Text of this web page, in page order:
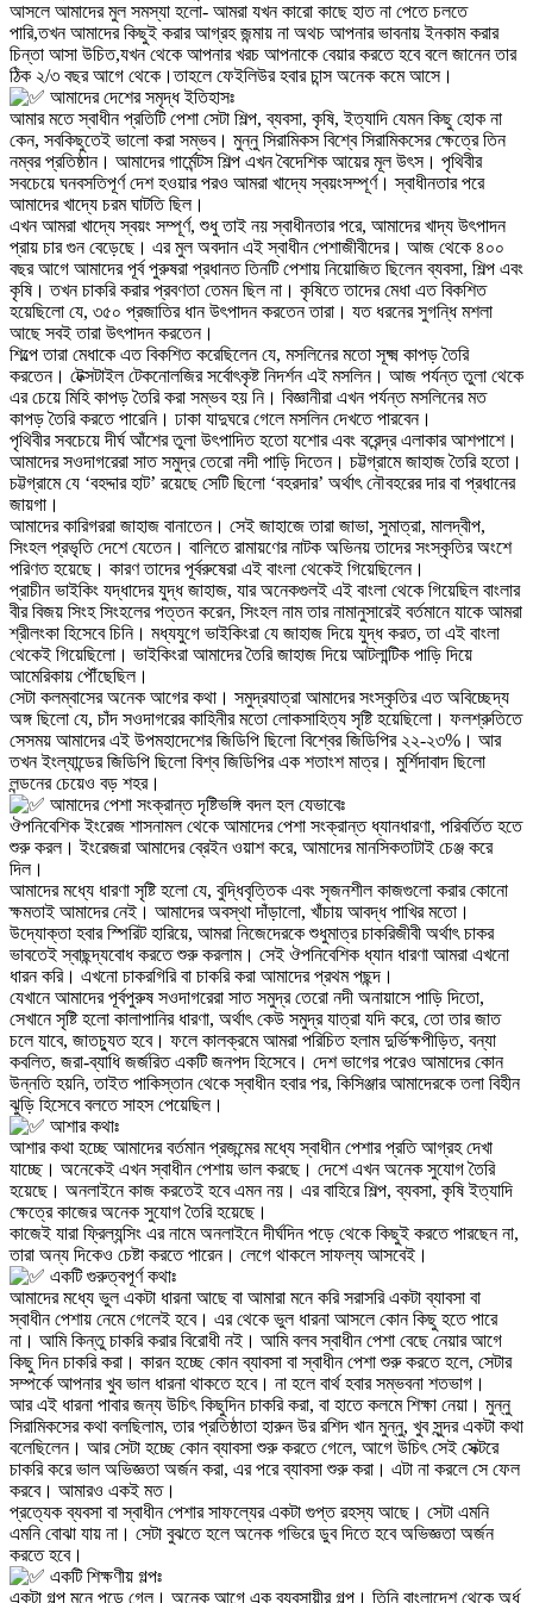
আসলে আমাদের মুল সমস্যা হলো- আমরা যখন কারো কাছে হাত না পেতে চলতে
পারি,তখন আমাদের কিছুই করার আগ্রহ জন্মায় না অথচ আপনার ভাবনায় ইনকাম করার
চিন্তা আসা উচিত,যখন থেকে আপনার খরচ আপনাকে বেয়ার করতে হবে বলে জানেন তার
ঠিক ২/৩ বছর আগে থেকে।তাহলে ফেইলিউর হবার চান্স অনেক কমে আসে।
আমাদের দেশের সমৃদ্ধ ইতিহাসঃ
আমার মতে স্বাধীন প্রতিটি পেশা সেটা শিল্প, ব্যবসা, কৃষি, ইত্যাদি যেমন কিছু হোক না
কেন, সবকিছুতেই ভালো করা সম্ভব। মুন্নু সিরামিকস বিশ্বে সিরামিকসের ক্ষেত্রে তিন
নম্বর প্রতিষ্ঠান। আমাদের গার্মেন্টস শিল্প এখন বৈদেশিক আয়ের মূল উৎস। পৃথিবীর
সবচেয়ে ঘনবসতিপূর্ণ দেশ হওয়ার পরও আমরা খাদ্যে স্বয়ংসম্পূর্ণ। স্বাধীনতার পরে
আমাদের খাদ্যে চরম ঘাটতি ছিল।
এখন আমরা খাদ্যে স্বয়ং সম্পূর্ণ, শুধু তাই নয় স্বাধীনতার পরে, আমাদের খাদ্য উৎপাদন
প্রায় চার গুন বেড়েছে। এর মুল অবদান এই স্বাধীন পেশাজীবীদের। আজ থেকে ৪০০
বছর আগে আমাদের পূর্ব পুরুষরা প্রধানত তিনটি পেশায় নিয়োজিত ছিলেন ব্যবসা, শিল্প এবং
কৃষি। তখন চাকরি করার প্রবণতা তেমন ছিল না। কৃষিতে তাদের মেধা এত বিকশিত
হয়েছিলো যে, ৩৫০ প্রজাতির ধান উৎপাদন করতেন তারা। যত ধরনের সুগন্ধি মশলা
আছে সবই তারা উৎপাদন করতেন।
শিল্পে তারা মেধাকে এত বিকশিত করেছিলেন যে, মসলিনের মতো সূক্ষ্ম কাপড় তৈরি
করতেন। টেক্সটাইল টেকনোলজির সর্বোৎকৃষ্ট নিদর্শন এই মসলিন। আজ পর্যন্ত তুলা থেকে
এর চেয়ে মিহি কাপড় তৈরি করা সম্ভব হয় নি। বিজ্ঞানীরা এখন পর্যন্ত মসলিনের মত
কাপড় তৈরি করতে পারেনি। ঢাকা যাদুঘরে গেলে মসলিন দেখতে পারবেন।
পৃথিবীর সবচেয়ে দীর্ঘ আঁশের তুলা উৎপাদিত হতো যশোর এবং বরেন্দ্র এলাকার আশপাশে।
আমাদের সওদাগরেরা সাত সমুদ্র তেরো নদী পাড়ি দিতেন। চট্টগ্রামে জাহাজ তৈরি হতো।
চট্টগ্রামে যে ‘বহদ্দার হাট’ রয়েছে সেটি ছিলো ‘বহরদার’ অর্থাৎ নৌবহরের দার বা প্রধানের
জায়গা।
আমাদের কারিগররা জাহাজ বানাতেন। সেই জাহাজে তারা জাভা, সুমাত্রা, মালদ্বীপ,
সিংহল প্রভৃতি দেশে যেতেন। বালিতে রামায়ণের নাটক অভিনয় তাদের সংস্কৃতির অংশে
পরিণত হয়েছে। কারণ তাদের পূর্বরুষেরা এই বাংলা থেকেই গিয়েছিলেন।
প্রাচীন ভাইকিং যদ্ধাদের যুদ্ধ জাহাজ, যার অনেকগুলই এই বাংলা থেকে গিয়েছিল বাংলার
বীর বিজয় সিংহ সিংহলের পত্তন করেন, সিংহল নাম তার নামানুসারেই বর্তমানে যাকে আমরা
শ্রীলংকা হিসেবে চিনি। মধ্যযুগে ভাইকিংরা যে জাহাজ দিয়ে যুদ্ধ করত, তা এই বাংলা
থেকেই গিয়েছিলো। ভাইকিংরা আমাদের তৈরি জাহাজ দিয়ে আটলান্টিক পাড়ি দিয়ে
আমেরিকায় পৌঁছেছিল।
সেটা কলম্বাসের অনেক আগের কথা। সমুদ্রযাত্রা আমাদের সংস্কৃতির এত অবিচ্ছেদ্য
অঙ্গ ছিলো যে, চাঁদ সওদাগরের কাহিনীর মতো লোকসাহিত্য সৃষ্টি হয়েছিলো। ফলশ্রুতিতে
সেসময় আমাদের এই উপমহাদেশের জিডিপি ছিলো বিশ্বের জিডিপির ২২-২৩%। আর
তখন ইংল্যান্ডের জিডিপি ছিলো বিশ্ব জিডিপির এক শতাংশ মাত্র। মুর্শিদাবাদ ছিলো
লন্ডনের চেয়েও বড় শহর।
আমাদের পেশা সংক্রান্ত দৃষ্টিভঙ্গি বদল হল যেভাবেঃ
ঔপনিবেশিক ইংরেজ শাসনামল থেকে আমাদের পেশা সংক্রান্ত ধ্যানধারণা, পরিবর্তিত হতে
শুরু করল। ইংরেজরা আমাদের ব্রেইন ওয়াশ করে, আমাদের মানসিকতাটাই চেঞ্জ করে
দিল।
আমাদের মধ্যে ধারণা সৃষ্টি হলো যে, বুদ্ধিবৃত্তিক এবং সৃজনশীল কাজগুলো করার কোনো
ক্ষমতাই আমাদের নেই। আমাদের অবস্থা দাঁড়ালো, খাঁচায় আবদ্ধ পাখির মতো।
উদ্যোক্তা হবার স্পিরিট হারিয়ে, আমরা নিজেদেরকে শুধুমাত্র চাকরিজীবী অর্থাৎ চাকর
ভাবতেই স্বাছন্দ্যবোধ করতে শুরু করলাম। সেই ঔপনিবেশিক ধ্যান ধারণা আমরা এখনো
ধারন করি। এখনো চাকরগিরি বা চাকরি করা আমাদের প্রথম পছন্দ।
যেখানে আমাদের পূর্বপুরুষ সওদাগরেরা সাত সমুদ্র তেরো নদী অনায়াসে পাড়ি দিতো,
সেখানে সৃষ্টি হলো কালাপানির ধারণা, অর্থাৎ কেউ সমুদ্র যাত্রা যদি করে, তো তার জাত
চলে যাবে, জাতচ্যুত হবে। ফলে কালক্রমে আমরা পরিচিত হলাম দুর্ভিক্ষপীড়িত, বন্যা
কবলিত, জরা-ব্যাধি জর্জরিত একটি জনপদ হিসেবে। দেশ ভাগের পরেও আমাদের কোন
উন্নতি হয়নি, তাইত পাকিস্তান থেকে স্বাধীন হবার পর, কিসিঞ্জার আমাদেরকে তলা বিহীন
ঝুড়ি হিসেবে বলতে সাহস পেয়েছিল।
আশার কথাঃ
আশার কথা হচ্ছে আমাদের বর্তমান প্রজন্মের মধ্যে স্বাধীন পেশার প্রতি আগ্রহ দেখা
যাচ্ছে। অনেকেই এখন স্বাধীন পেশায় ভাল করছে। দেশে এখন অনেক সুযোগ তৈরি
হয়েছে। অনলাইনে কাজ করতেই হবে এমন নয়। এর বাহিরে শিল্প, ব্যবসা, কৃষি ইত্যাদি
ক্ষেত্রে কাজের অনেক সুযোগ তৈরি হয়েছে।
কাজেই যারা ফ্রিল্যন্সিং এর নামে অনলাইনে দীর্ঘদিন পড়ে থেকে কিছুই করতে পারছেন না,
তারা অন্য দিকেও চেষ্টা করতে পারেন। লেগে থাকলে সাফল্য আসবেই।
একটি গুরুত্বপূর্ণ কথাঃ
আমাদের মধ্যে ভুল একটা ধারনা আছে বা আমারা মনে করি সরাসরি একটা ব্যাবসা বা
স্বাধীন পেশায় নেমে গেলেই হবে। এর থেকে ভুল ধারনা আসলে কোন কিছু হতে পারে
না। আমি কিন্তু চাকরি করার বিরোধী নই। আমি বলব স্বাধীন পেশা বেছে নেয়ার আগে
কিছু দিন চাকরি করা। কারন হচ্ছে কোন ব্যাবসা বা স্বাধীন পেশা শুরু করতে হলে, সেটার
সম্পর্কে আপনার খুব ভাল ধারনা থাকতে হবে। না হলে বার্থ হবার সম্ভবনা শতভাগ।
আর এই ধারনা পাবার জন্য উচিৎ কিছুদিন চাকরি করা, বা হাতে কলমে শিক্ষা নেয়া। মুন্নু
সিরামিকসের কথা বলছিলাম, তার প্রতিষ্ঠাতা হারুন উর রশিদ খান মুন্নু, খুব সুন্দর একটা কথা
বলেছিলেন। আর সেটা হচ্ছে কোন ব্যাবসা শুরু করতে গেলে, আগে উচিৎ সেই সেক্টরে
চাকরি করে ভাল অভিজ্ঞতা অর্জন করা, এর পরে ব্যাবসা শুরু করা। এটা না করলে সে ফেল
করবে। আমারও একই মত।
প্রত্যেক ব্যবসা বা স্বাধীন পেশার সাফল্যের একটা গুপ্ত রহস্য আছে। সেটা এমনি
এমনি বোঝা যায় না। সেটা বুঝতে হলে অনেক গভিরে ডুব দিতে হবে অভিজ্ঞতা অর্জন
করতে হবে।
একটি শিক্ষণীয় গল্পঃ
একটা গল্প মনে পড়ে গেল। অনেক আগে এক ব্যবসায়ীর গল্প। তিনি বাংলাদেশ থেকে অর্ধ